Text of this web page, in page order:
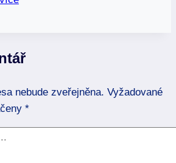
plný
a
osudu
nebude zveřejněna. Vyžadované
*